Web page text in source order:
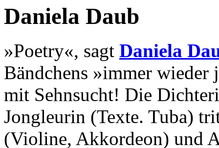
Daniela Daub
»Poetry«, sagt Daniela
Bändchens »immer wieder
mit Sehnsucht! Die
Jongleurin (Texte. Tuba)
(Violine, Akkordeon) und